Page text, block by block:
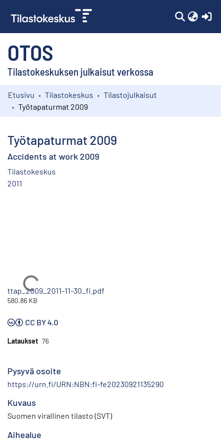
OTOS
Tilastokeskuksen julkaisut verkossa
Kokoelmat
Etusivu Tilastokeskus
Tilastojulkaisut
Työtapaturmat 2009
Työtapaturmat 2009
Accidents at work 2009
Tilastokeskus
2011
Ladataan...
ttap_2009_2011-11-30_fi.pdf
580.86 KB
CC BY 4.0
Lataukset 76
Pysyvä osoite
https://urn.fi/URN:NBN:fi-fe20230921135290
Kuvaus
Suomen virallinen tilasto (SVT)
Aihealue